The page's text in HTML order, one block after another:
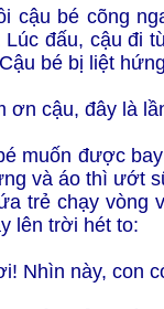
cậu bé cõng
Lúc đấu, cậu đi
bé bị liệt
ơn cậu, đây là
muốn được
và áo thì ướt
trẻ chạy vòng
lên trời hét to:
Nhìn này, con